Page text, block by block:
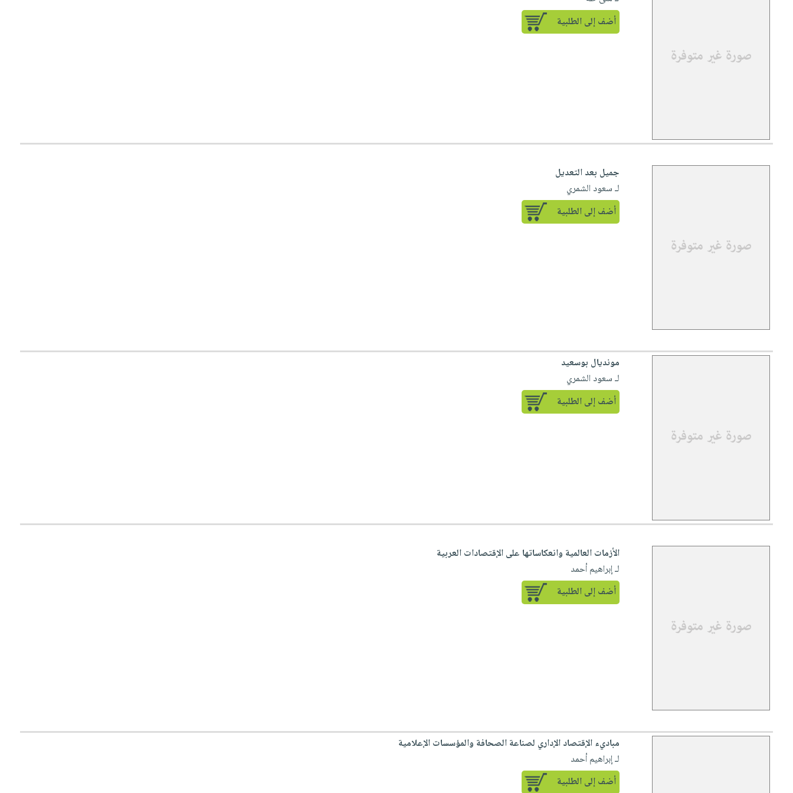
أضف إلى الطلبية
جميل بعد التعديل
لـ سعود الشمري
أضف إلى الطلبية
مونديال بوسعيد
لـ سعود الشمري
أضف إلى الطلبية
الأزمات العالمية وانعكاساتها على الإقتصادات العربية
لـ إبراهيم أحمد
أضف إلى الطلبية
مباديء الإقتصاد الإداري لصناعة الصحافة والمؤسسات الإعلامية
لـ إبراهيم أحمد
أضف إلى الطلبية